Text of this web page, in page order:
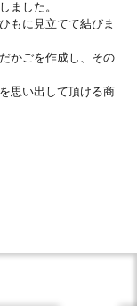
ました。
もに見立てて結びま
かごを作成し、その
思い出して頂ける商